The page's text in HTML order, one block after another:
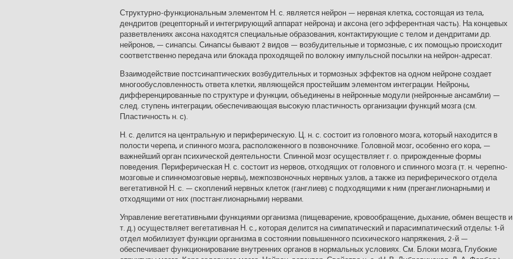
Структурно-функциональным элементом Н. с. является нейрон — нервная клетка, состоящая из тела,
дендритов (рецепторный и интегрирующий аппарат нейрона) и аксона (его эфферентная часть). На концевых
разветвлениях аксона находятся специальные образования, контактирующие с телом и дендритами др.
нейронов, — синапсы. Синапсы бывают 2 видов — возбудительные и тормозные, с их помощью происходит
соответственно передача или блокада проходящей по волокну импульсной посылки на нейрон-адресат.
Взаимодействие постсинаптических возбудительных и тормозных эффектов на одном нейроне создает
многообусловленность ответа клетки, являющейся простейшим элементом интеграции. Нейроны,
дифференцированные по структуре и функции, объединены в нейронные модули (нейронные ансамбли) —
след. ступень интеграции, обеспечивающая высокую пластичность организации функций мозга (см.
Пластичность н. с).
Н. с. делится на центральную и периферическую. Ц. н. с. состоит из головного мозга, который находится в
полости черепа, и спинного мозга, расположенного в позвоночнике. Головной мозг, особенно его кора, —
важнейший орган психической деятельности. Спинной мозг осуществляет г. о. прирожденные формы
поведения. Периферическая Н. с. состоит из нервов, отходящих от головного и спинного мозга (т. н. черепно-
мозговые и спинномозговые нервы), межпозвоночных нервных узлов, а также из периферического отдела
вегетативной Н. с. — скоплений нервных клеток (ганглиев) с подходящими к ним (преганглионарными) и
отходящими от них (постганглионарными) нервами.
Управление вегетативными функциями организма (пищеварение, кровообращение, дыхание, обмен веществ и
т. д.) осуществляет вегетативная Н. с., которая делится на симпатический и парасимпатический отделы: 1-й
отдел мобилизует функции организма в состоянии повышенного психического напряжения, 2-й —
обеспечивает функционирование внутренних органов в нормальных условиях. См. Блоки мозга, Глубокие